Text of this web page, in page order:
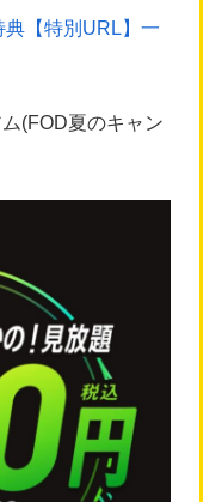
【特別URL】一
(FOD夏のキャン